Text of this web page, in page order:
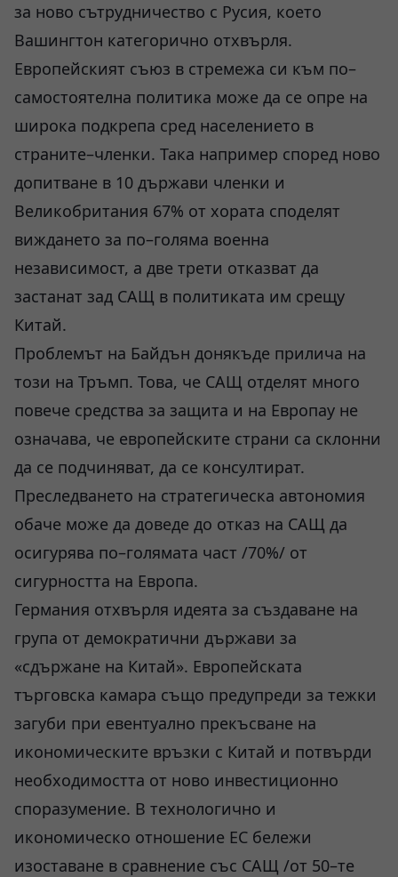
за ново сътрудничество с Русия, което
Вашингтон категорично отхвърля.
Европейският съюз в стремежа си към по–
самостоятелна политика може да се опре на
широка подкрепа сред населението в
страните–членки. Така например според ново
допитване в 10 държави членки и
Великобритания 67% от хората споделят
виждането за по–голяма военна
независимост, а две трети отказват да
застанат зад САЩ в политиката им срещу
Китай.
Проблемът на Байдън донякъде прилича на
този на Тръмп. Това, че САЩ отделят много
повече средства за защита и на Европау не
означава, че европейските страни са склонни
да се подчиняват, да се консултират.
Преследването на стратегическа автономия
обаче може да доведе до отказ на САЩ да
осигурява по–голямата част /70%/ от
сигурността на Европа.
Германия отхвърля идеята за създаване на
група от демократични държави за
«сдържане на Китай». Европейската
търговска камара също предупреди за тежки
загуби при евентуално прекъсване на
икономическите връзки с Китай и потвърди
необходимостта от ново инвестиционно
споразумение. В технологично и
икономическо отношение ЕС бележи
изоставане в сравнение със САЩ /от 50–те